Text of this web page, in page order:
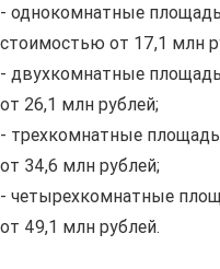
- однокомнатные
стоимостью от 17,1 млн
- двухкомнатные
от 26,1 млн рублей;
- трехкомнатные
от 34,6 млн рублей;
- четырехкомнатные
от 49,1 млн рублей.